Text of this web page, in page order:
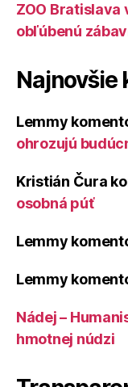
ZOO Bratislava
obľúbenú
Najnovšie
Lemmy
ohrozujú
Kristián Čura
osobná púť
Lemmy
Lemmy
Nádej –
hmotnej núdzi